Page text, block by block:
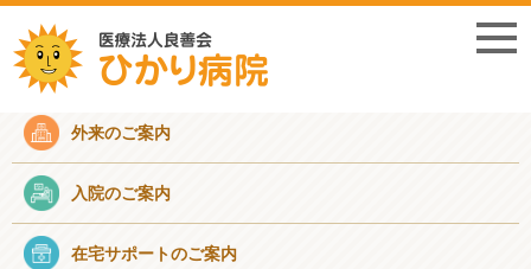
採用情報
外来のご案内
入院のご案内
在宅サポートのご案内